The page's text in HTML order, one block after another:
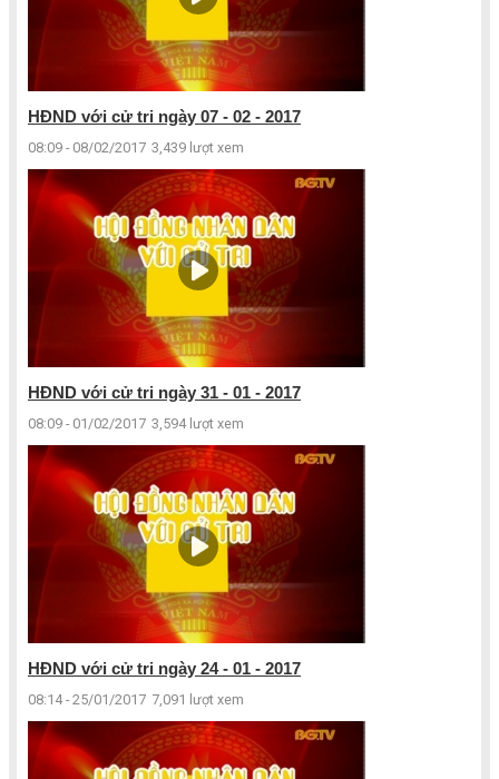
HĐND với cử tri ngày 07 - 02 - 2017
08:09 - 08/02/2017 3,439 lượt xem
HĐND với cử tri ngày 31 - 01 - 2017
08:09 - 01/02/2017 3,594 lượt xem
HĐND với cử tri ngày 24 - 01 - 2017
08:14 - 25/01/2017 7,091 lượt xem